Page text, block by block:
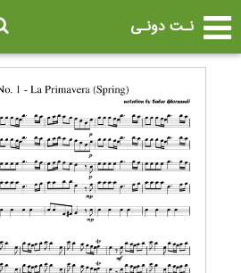
نـت دونـی